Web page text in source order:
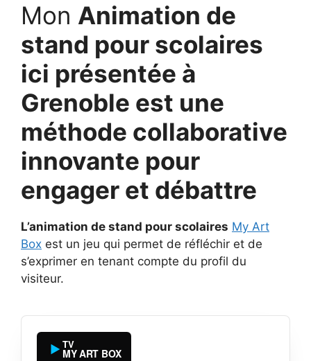
Mon Animation de
stand pour scolaires
ici présentée à
Grenoble est une
méthode collaborative
innovante pour
engager et débattre
L’animation de stand pour scolaires My Art
Box est un jeu qui permet de réfléchir et de
s’exprimer en tenant compte du profil du
visiteur.
TV
MY ART BOX